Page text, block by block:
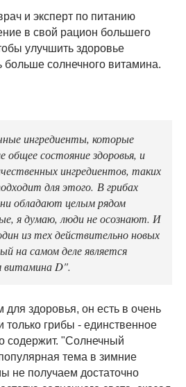
и эксперт по питанию
в свой рацион большего
улучшить здоровье
больше солнечного витамина.
ингредиенты, которые
состояние здоровья, и
ингредиентов, таких
для этого. В грибах
обладают целым рядом
я думаю, люди не осознают. И
из тех действительно новых
на самом деле является
витамина D".
здоровья, он есть в очень
только грибы - единственное
содержит. "Солнечный
тема в зимние
не получаем достаточно